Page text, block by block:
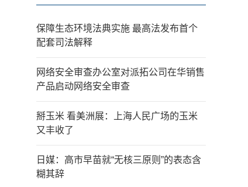
保障生态环境法典实施 最高法发布首个
配套司法解释
网络安全审查办公室对派拓公司在华销售
产品启动网络安全审查
掰玉米 看美洲展：上海人民广场的玉米
又丰收了
日媒：高市早苗就“无核三原则”的表态含
糊其辞